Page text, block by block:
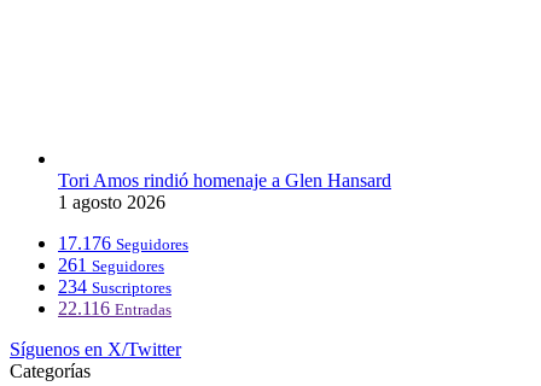
Tori Amos rindió homenaje a Glen Hansard
1 agosto 2026
17.176 Seguidores
261 Seguidores
234 Suscriptores
22.116 Entradas
Síguenos en X/Twitter
Categorías